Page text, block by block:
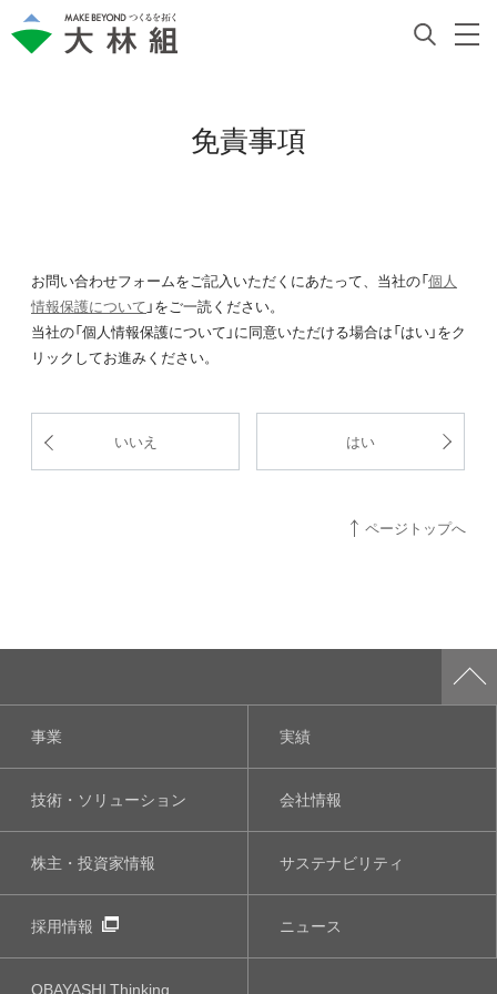
免責事項
お問い合わせフォームをご記入いただくにあたって、当社の「個人
情報保護について 」をご一読ください。
当社の「個人情報保護について」に同意いただける場合は「はい」をク
リックしてお進みください。
いいえ はい
ページトップへ
事業 実績
技術・ソリューション 会社情報
株主・投資家情報 サステナビリティ
採用情報 ニュース